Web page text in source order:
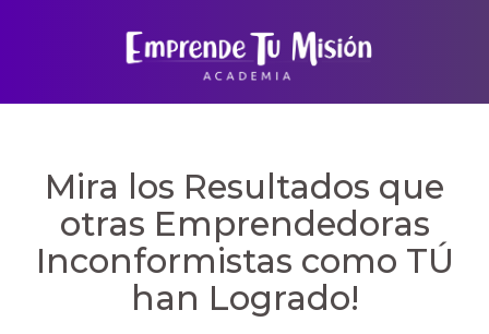
Mira los Resultados que
otras Emprendedoras
Inconformistas como TÚ
han Logrado!